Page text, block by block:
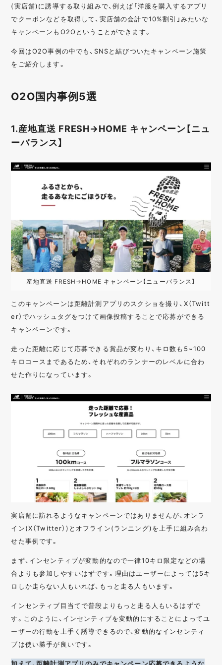
(実店舗)に誘導する取り組みで、例えば「洋服を購入するアプリ
でクーポンなどを取得して、実店舗の会計で10%割引」みたいな
キャンペーンもO2Oということができます。
今回はO2O事例の中でも、SNSと結びついたキャンペーン施策
をご紹介します。
O2O国内事例5選
1.産地直送 FRESH→HOME キャンペーン【ニュ
ーバランス】
産地直送 FRESH→HOME キャンペーン【ニューバランス】
このキャンペーンは距離計測アプリのスクショを撮り、X（Twitt
er）でハッシュタグをつけて画像投稿することで応募ができる
キャンペーンです。
走った距離に応じて応募できる賞品が変わり、キロ数も5~100
キロコースまであるため、それぞれのランナーのレベルに合わ
せた作りになっています。
実店舗に訪れるようなキャンペーンではありませんが、オンラ
イン(X（Twitter）)とオフライン(ランニング)を上手に組み合わ
せた事例です。
まず、インセンティブが変動的なので一律10キロ限定などの場
合よりも参加しやすいはずです。理由はユーザーによっては5キ
ロしか走らない人もいれば、もっと走る人もいます。
インセンティブ目当てで普段よりもっと走る人もいるはずで
す。このように、インセンティブを変動的にすることによってユ
ーザーの行動を上手く誘導できるので、変動的なインセンティ
ブは使い勝手が良いです。